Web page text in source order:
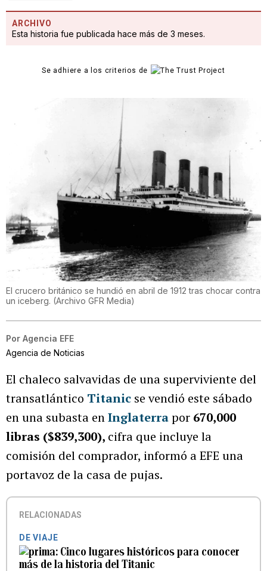
ARCHIVO
Esta historia fue publicada hace más de 3 meses.
Se adhiere a los criterios de
El crucero británico se hundió en abril de 1912 tras chocar contra
un iceberg. (Archivo GFR Media)
Por Agencia EFE
Agencia de Noticias
El chaleco salvavidas de una superviviente del
transatlántico Titanic se vendió este sábado
en una subasta enInglaterrapor 670,000
libras ($839,300), cifra que incluye la
comisión del comprador, informó a EFE una
portavoz de la casa de pujas.
RELACIONADAS
DE VIAJE
Cinco lugares históricos para conocer
más de la historia del Titanic